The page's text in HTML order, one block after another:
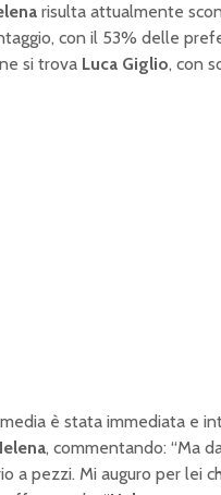
risulta attualmente
con il 53% delle
si trova Luca Giglio, con
è stata immediata e
, commentando: “Ma
a pezzi. Mi auguro per lei